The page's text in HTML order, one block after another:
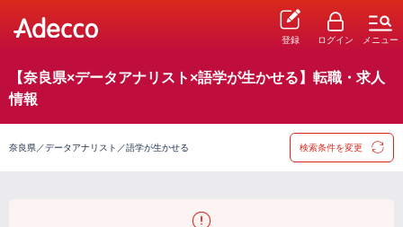
登録 ログイン メニュー
【奈良県×データアナリスト×語学が生かせる】転職・求人
情報
奈良県／データアナリスト／語学が生かせる 検索条件を変更